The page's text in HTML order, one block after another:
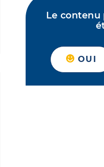
Le contenu
OUI